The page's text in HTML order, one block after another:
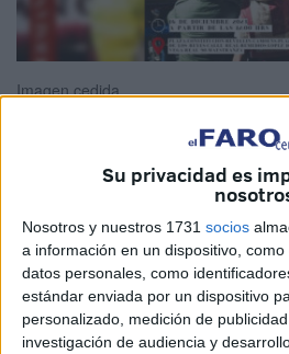
Su privacidad es
Nosotros y nuestros 1731 socios
a información en un dispositivo,
datos personales, como
estándar enviada por un dispositivo
personalizado, medición de
investigación de audiencia y
Imagen cedida
de Nazarenos del
su Entrada Triunfal en Jerusalén,
de la Sangre Orando en el
Palma y San Juan Evangelista de
popularmente como la Pollinica,
solidario‘Échanos kilos’.